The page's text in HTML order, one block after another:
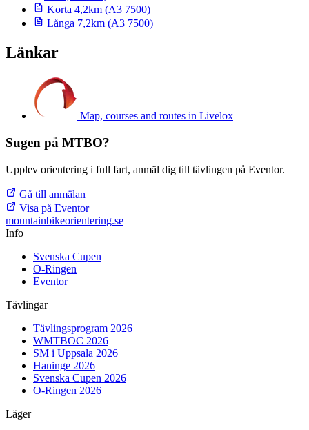
Korta 4,2km (A3 7500)
Långa 7,2km (A3 7500)
Länkar
Map, courses and routes in Livelox
Sugen på MTBO?
Upplev orientering i full fart, anmäl dig till tävlingen på Eventor.
Gå till anmälan
Visa på Eventor
mountainbikeorientering.se
Info
Svenska Cupen
O-Ringen
Eventor
Tävlingar
Tävlingsprogram 2026
WMTBOC 2026
SM i Uppsala 2026
Haninge 2026
Svenska Cupen 2026
O-Ringen 2026
Läger